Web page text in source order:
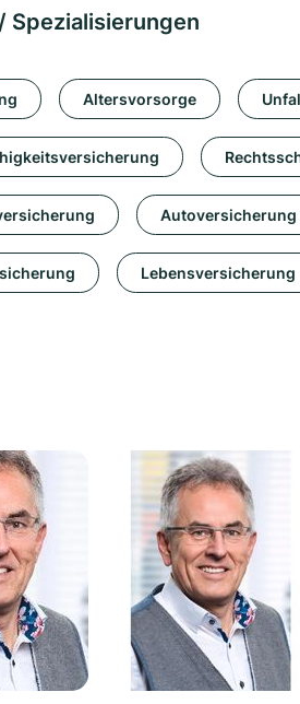
Spezialisierungen
Altersvorsorge
Autoversicherung
Lebensversicherung